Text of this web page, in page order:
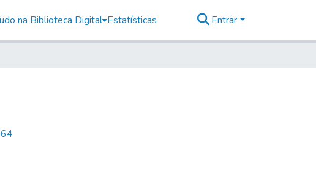
na Biblioteca Digital Estatísticas Entrar